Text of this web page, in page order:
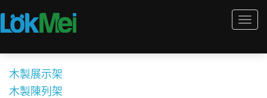
木製展示架
木製陳列架